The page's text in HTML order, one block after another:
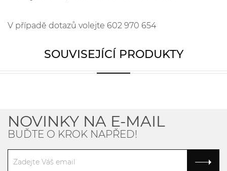
V případě dotazů volejte 602 970 654
SOUVISEJÍCÍ PRODUKTY
NOVINKY NA E-MAIL
BUĎTE O KROK NAPŘED!